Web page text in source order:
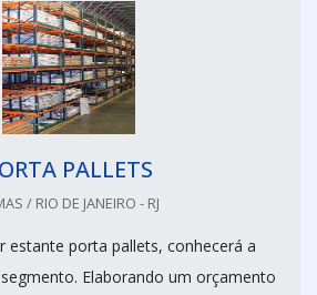
PALLETS
/ RIO DE JANEIRO - RJ
estante porta pallets, conhecerá a
Elaborando um orçamento